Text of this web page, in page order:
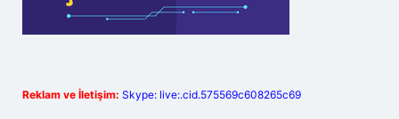
Reklam ve İletişim: Skype: live:.cid.575569c608265c69